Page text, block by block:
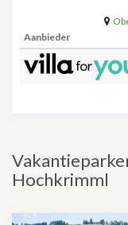
Aanbieder
Hochkrimml